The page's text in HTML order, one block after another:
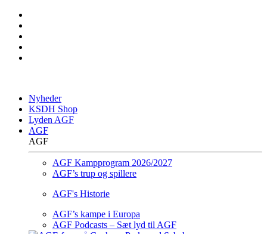
Nyheder
KSDH Shop
Lyden AGF
AGF
AGF
AGF Kampprogram 2026/2027
AGF’s trup og spillere
AGF's Historie
AGF’s kampe i Europa
AGF Podcasts – Sæt lyd til AGF